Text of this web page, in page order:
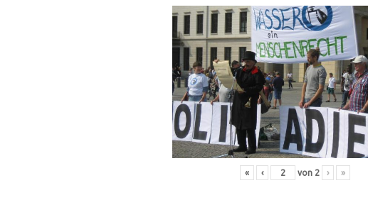
« ‹ von 2 › »